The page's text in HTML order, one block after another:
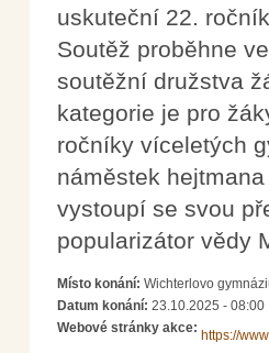
uskuteční 22.
Soutěž proběhne
soutěžní družstva
kategorie je pro
ročníky víceletých
náměstek
vystoupí se svou
popularizátor vědy
Místo konání: Wichterlovo
Datum konání: 23.10.2025 - 08:00
Webové stránky akce:
https://